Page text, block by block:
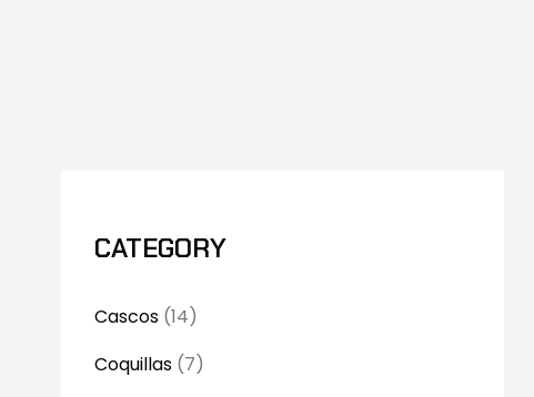
CATEGORY
Cascos (14)
Coquillas (7)